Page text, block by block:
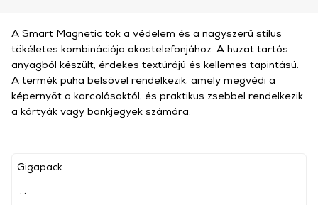
Gigapack
A Smart Magnetic tok a védelem és a nagyszerű stílus
tökéletes kombinációja okostelefonjához. A huzat tartós
anyagból készült, érdekes textúrájú és kellemes tapintású.
A termék puha belsővel rendelkezik, amely megvédi a
képernyőt a karcolásoktól, és praktikus zsebbel rendelkezik
a kártyák vagy bankjegyek számára.